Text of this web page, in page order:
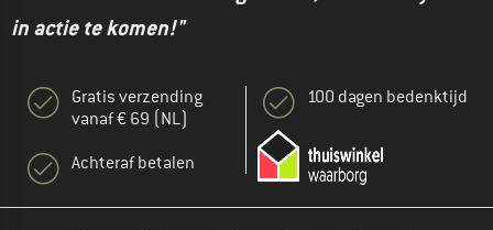
in actie te komen!"
Gratis verzending
vanaf € 69 (NL)
Achteraf betalen
100 dagen bedenktijd